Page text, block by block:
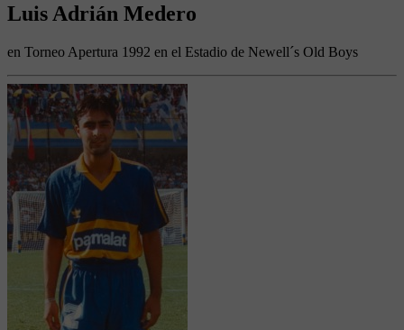
Luis Adrián Medero
en Torneo Apertura 1992 en el Estadio de Newell´s Old Boys